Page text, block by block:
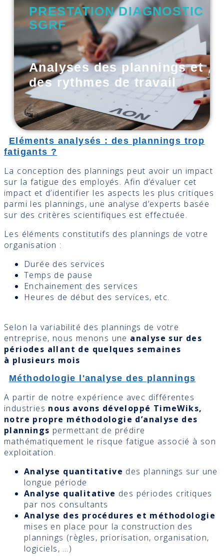
PRESTATION DIAGNOSTIC
SGRF
Analyses des plannings et
des rythmes de travail
Eléments analysés : des plannings trop
fatigants ?
La conception des plannings peut avoir un impact
sur la fatigue des employés. Afin d’évaluer cet
impact et d’identifier les aspects les plus critiques
parmi les plannings, une analyse d’experts basée
sur des critères scientifiques est effectuée.
Les éléments constitutifs des plannings de votre
organisation :
Durée des services
Temps de pause
Enchainement des services
Heures de début des services, etc.
Selon la variabilité des plannings de votre
entreprise, nous menons une analyse sur des
périodes allant de quelques semaines
à plusieurs mois
Méthodologie l'analyse des plannings
A partir de notre expérience avec différentes
industries nous avons développé TimeWiks,
notre propre méthodologie d’analyse des
plannings permettant de prédire
mathématiquement le risque fatigue associé à son
exploitation.
Analyse quantitative des plannings sur une
longue période
Analyse qualitative des périodes critiques
par nos consultants
Analyse des procédures et méthodologie
mises en place pour la construction des
plannings (règles, priorisation, organisation,
logiciels, …)